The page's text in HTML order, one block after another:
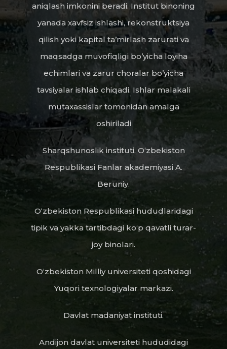
aniqlash imkonini beradi. Institut binoning
yanada xavfsiz ishlashi, rekonstruktsiya
qilish yoki kapital ta’mirlash zarurati va
maqsadga muvofiqligi bo’yicha loyiha
echimlari va zarur choralar bo’yicha
tavsiyalar ishlab chiqadi. Ishlar malakali
mutaxassislar tomonidan amalga
oshiriladi
Sharqshunoslik instituti. O‘zbekiston
Respublikasi Fanlar akademiyasi A.
Beruniy.
O‘zbekiston Respublikasi hududlaridagi
tipik va yakka tartibdagi ko‘p qavatli turar-
joy binolari.
O‘zbekiston Milliy universiteti qoshidagi
Yuqori texnologiyalar markazi.
Davlat madaniyat instituti.
Andijon davlat universiteti hududidagi